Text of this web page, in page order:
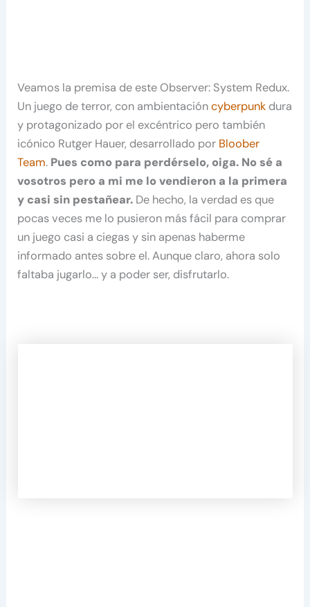
Veamos la premisa de este Observer: System Redux.
Un juego de terror, con ambientacióncyberpunk dura
y protagonizado por el excéntrico pero también
icónico Rutger Hauer, desarrollado por Bloober
Team. Pues como para perdérselo, oiga. No sé a
vosotros pero a mi me lo vendieron a la primera
y casi sin pestañear. De hecho, la verdad es que
pocas veces me lo pusieron más fácil para comprar
un juego casi a ciegas y sin apenas haberme
informado antes sobre el. Aunque claro, ahora solo
faltaba jugarlo… y a poder ser, disfrutarlo.